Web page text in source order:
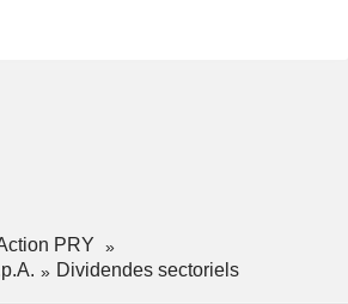
PRY
Dividendes sectoriels